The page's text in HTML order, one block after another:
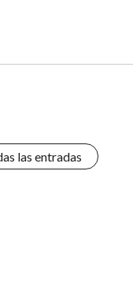
las entradas